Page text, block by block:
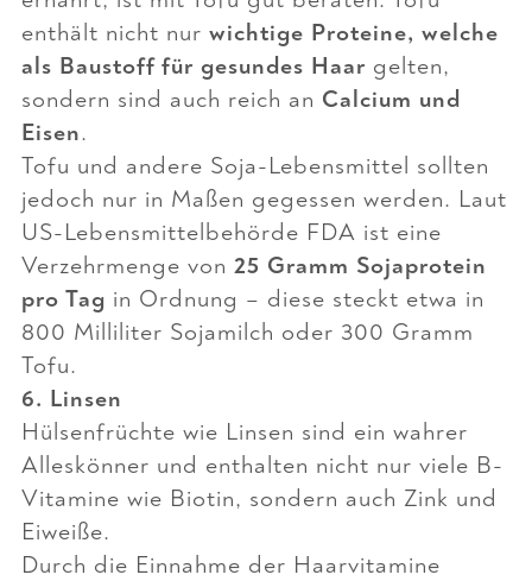
enthält nicht nur wichtige Proteine, welche
als Baustoff für gesundes Haar gelten,
sondern sind auch reich an Calcium und
Eisen.
Tofu und andere Soja-Lebensmittel sollten
jedoch nur in Maßen gegessen werden. Laut
US-Lebensmittelbehörde FDA ist eine
Verzehrmenge von 25 Gramm Sojaprotein
pro Tag in Ordnung – diese steckt etwa in
800 Milliliter Sojamilch oder 300 Gramm
Tofu.
6. Linsen
Hülsenfrüchte wie Linsen sind ein wahrer
Alleskönner und enthalten nicht nur viele B-
Vitamine wie Biotin, sondern auch Zink und
Eiweiße.
Durch die Einnahme der Haarvitamine